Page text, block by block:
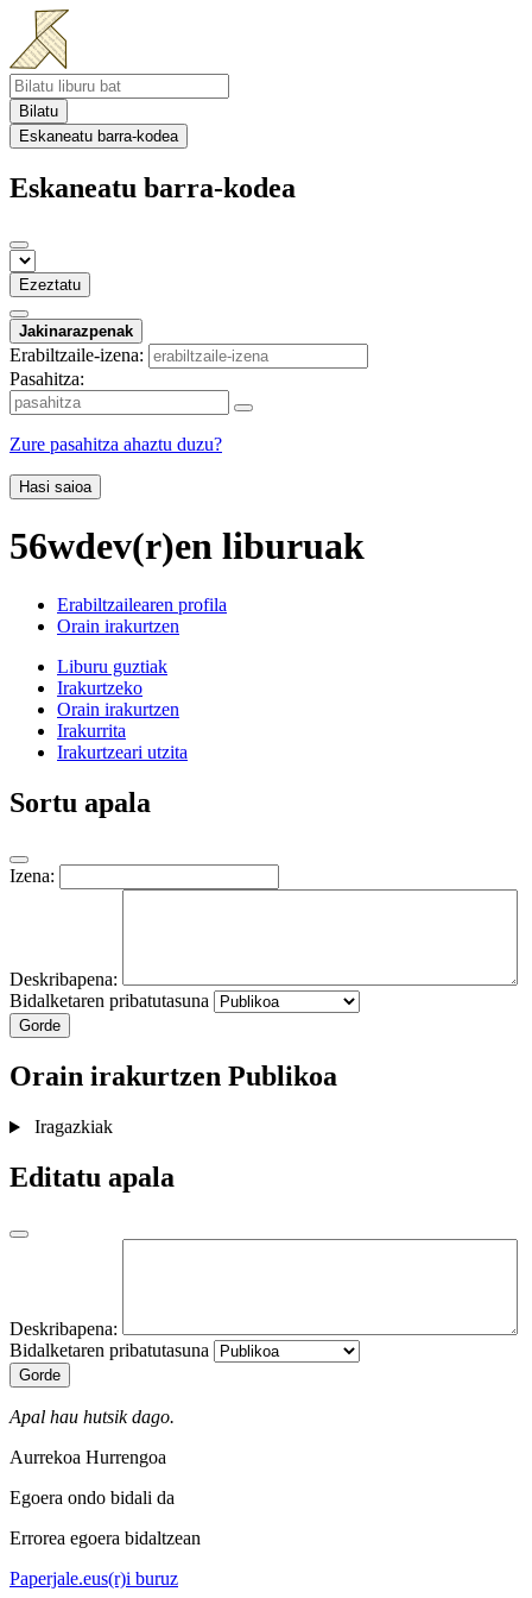
Bilatu
Eskaneatu barra-kodea
Eskaneatu barra-kodea
Ezeztatu
Jakinarazpenak
Erabiltzaile-izena:
Pasahitza:
Zure pasahitza ahaztu duzu?
Hasi saioa
56wdev(r)en liburuak
Erabiltzailearen profila
Orain irakurtzen
Liburu guztiak
Irakurtzeko
Orain irakurtzen
Irakurrita
Irakurtzeari utzita
Sortu apala
Izena:
Deskribapena:
Bidalketaren pribatutasuna
Gorde
Orain irakurtzen Publikoa
Iragazkiak
Editatu apala
Deskribapena:
Bidalketaren pribatutasuna
Gorde
Apal hau hutsik dago.
Aurrekoa Hurrengoa
Egoera ondo bidali da
Errorea egoera bidaltzean
Paperjale.eus(r)i buruz